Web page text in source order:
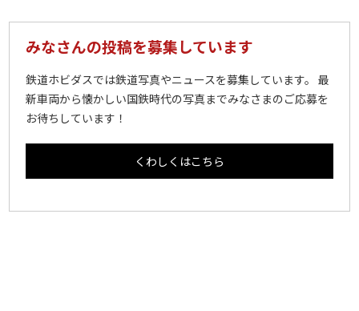
みなさんの投稿を募集しています
鉄道ホビダスでは鉄道写真やニュースを募集しています。 最
新車両から懐かしい国鉄時代の写真までみなさまのご応募を
お待ちしています！
くわしくはこちら